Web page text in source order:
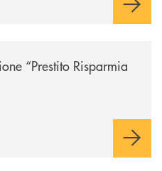
“Prestito Risparmia